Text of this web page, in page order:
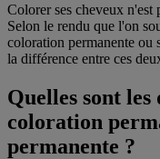
Colorer ses cheveux n'est
Selon le rendu que l'on
coloration permanente ou
la différence entre ces
Quelles sont
coloration
permanente ?